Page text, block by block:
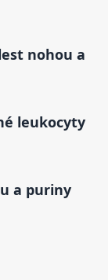
nohou a
leukocyty
a puriny